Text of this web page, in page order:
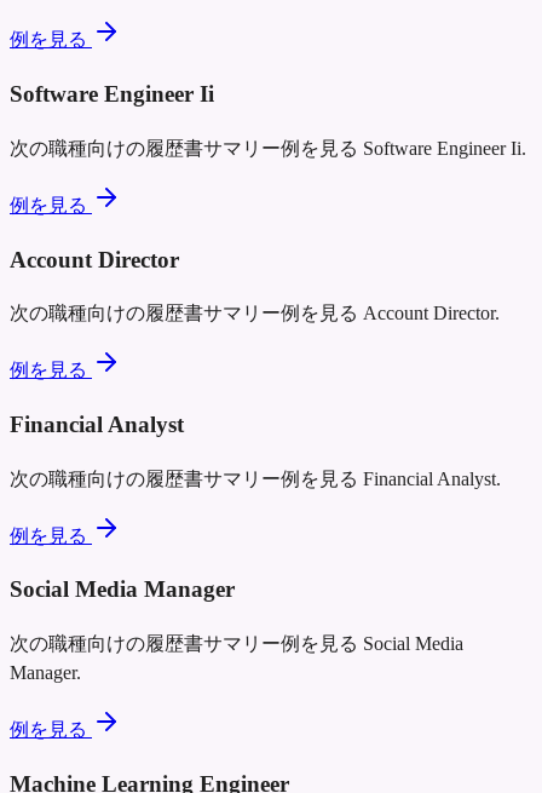
例を見る
Software Engineer Ii
次の職種向けの履歴書サマリー例を見る Software Engineer Ii.
例を見る
Account Director
次の職種向けの履歴書サマリー例を見る Account Director.
例を見る
Financial Analyst
次の職種向けの履歴書サマリー例を見る Financial Analyst.
例を見る
Social Media Manager
次の職種向けの履歴書サマリー例を見る Social Media
Manager.
例を見る
Machine Learning Engineer